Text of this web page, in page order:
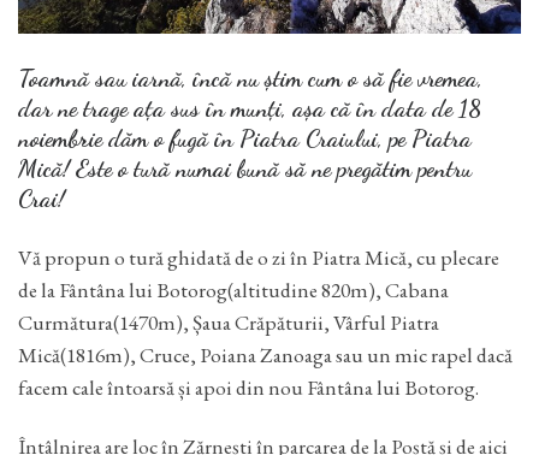
Toamnă sau iarnă, încă nu știm cum o să fie vremea,
dar ne trage ața sus în munți, așa că în data de 18
noiembrie dăm o fugă în Piatra Craiului, pe Piatra
Mică! Este o tură numai bună să ne pregătim pentru
Crai!
Vă propun o tură ghidată de o zi în Piatra Mică, cu plecare
de la Fântâna lui Botorog(altitudine 820m), Cabana
Curmătura(1470m), Șaua Crăpăturii, Vârful Piatra
Mică(1816m), Cruce, Poiana Zanoaga sau un mic rapel dacă
facem cale întoarsă și apoi din nou Fântâna lui Botorog.
Întâlnirea are loc în Zărnești în parcarea de la Poștă și de aici